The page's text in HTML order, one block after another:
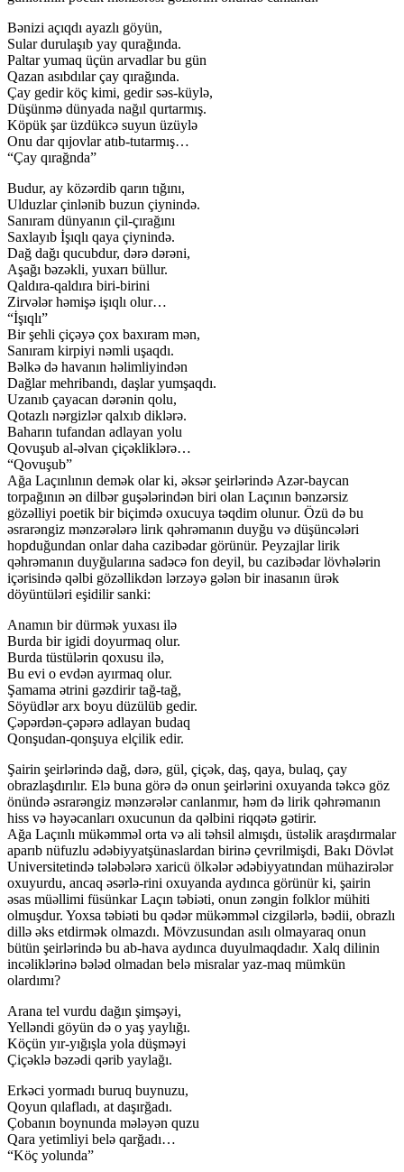
Bənizi açıqdı ayazlı göyün,
Sular durulaşıb yay qurağında.
Paltar yumaq üçün arvadlar bu gün
Qazan asıbdılar çay qırağında.
Çay gedir köç kimi, gedir səs-küylə,
Düşünmə dünyada nağıl qurtarmış.
Köpük şar üzdükcə suyun üzüylə
Onu dar qıjovlar atıb-tutarmış…
“Çay qırağnda”
Budur, ay közərdib qarın tığını,
Ulduzlar çinlənib buzun çiynində.
Sanıram dünyanın çil-çırağını
Saxlayıb İşıqlı qaya çiynində.
Dağ dağı qucubdur, dərə dərəni,
Aşağı bəzəkli, yuxarı büllur.
Qaldıra-qaldıra biri-birini
Zirvələr həmişə işıqlı olur…
“İşıqlı”
Bir şehli çiçəyə çox baxıram mən,
Sanıram kirpiyi nəmli uşaqdı.
Bəlkə də havanın həlimliyindən
Dağlar mehribandı, daşlar yumşaqdı.
Uzanıb çayacan dərənin qolu,
Qotazlı nərgizlər qalxıb diklərə.
Baharın tufandan adlayan yolu
Qovuşub al-əlvan çiçəkliklərə…
“Qovuşub”
Ağa Laçınlının demək olar ki, əksər şeirlərində Azər-baycan
torpağının ən dilbər guşələrindən biri olan Laçının bənzərsiz
gözəlliyi poetik bir biçimdə oxucuya təqdim olunur. Özü də bu
əsrarəngiz mənzərələrə lirık qəhrəmanın duyğu və düşüncələri
hopduğundan onlar daha cazibədar görünür. Peyzajlar lirik
qəhrəmanın duyğularına sadəcə fon deyil, bu cazibədar lövhələrin
içərisində qəlbi gözəllikdən lərzəyə gələn bir inasanın ürək
döyüntüləri eşidilir sanki:
Anamın bir dürmək yuxası ilə
Burda bir igidi doyurmaq olur.
Burda tüstülərin qoxusu ilə,
Bu evi o evdən ayırmaq olur.
Şamama ətrini gəzdirir tağ-tağ,
Söyüdlər arx boyu düzülüb gedir.
Çəpərdən-çəpərə adlayan budaq
Qonşudan-qonşuya elçilik edir.
Şairin şeirlərində dağ, dərə, gül, çiçək, daş, qaya, bulaq, çay
obrazlaşdırılır. Elə buna görə də onun şeirlərini oxuyanda təkcə göz
önündə əsrarəngiz mənzərələr canlanmır, həm də lirik qəhrəmanın
hiss və həyəcanları oxucunun da qəlbini riqqətə gətirir.
Ağa Laçınlı mükəmməl orta və ali təhsil almışdı, üstəlik araşdırmalar
aparıb nüfuzlu ədəbiyyatşünaslardan birinə çevrilmişdi, Bakı Dövlət
Universitetində tələbələrə xaricü ölkələr ədəbiyyatından mühazirələr
oxuyurdu, ancaq əsərlə-rini oxuyanda aydınca görünür ki, şairin
əsas müəllimi füsünkar Laçın təbiəti, onun zəngin folklor mühiti
olmuşdur. Yoxsa təbiəti bu qədər mükəmməl cizgilərlə, bədii, obrazlı
dillə əks etdirmək olmazdı. Mövzusundan asılı olmayaraq onun
bütün şeirlərində bu ab-hava aydınca duyulmaqdadır. Xalq dilinin
incəliklərinə bələd olmadan belə misralar yaz-maq mümkün
olardımı?
Arana tel vurdu dağın şimşəyi,
Yelləndi göyün də o yaş yaylığı.
Köçün yır-yığışla yola düşməyi
Çiçəklə bəzədi qərib yaylağı.
Erkəci yormadı buruq buynuzu,
Qoyun qılafladı, at daşırğadı.
Çobanın boynunda mələyən quzu
Qara yetimliyi belə qarğadı…
“Köç yolunda”